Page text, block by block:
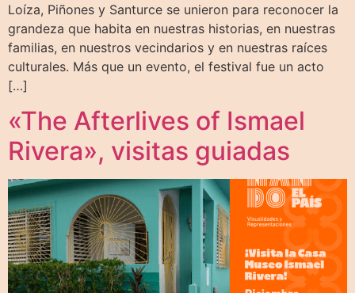
Loíza, Piñones y Santurce se unieron para reconocer la
grandeza que habita en nuestras historias, en nuestras
familias, en nuestros vecindarios y en nuestras raíces
culturales. Más que un evento, el festival fue un acto
[…]
«The Afterlives of Ismael
Rivera», visitas guiadas